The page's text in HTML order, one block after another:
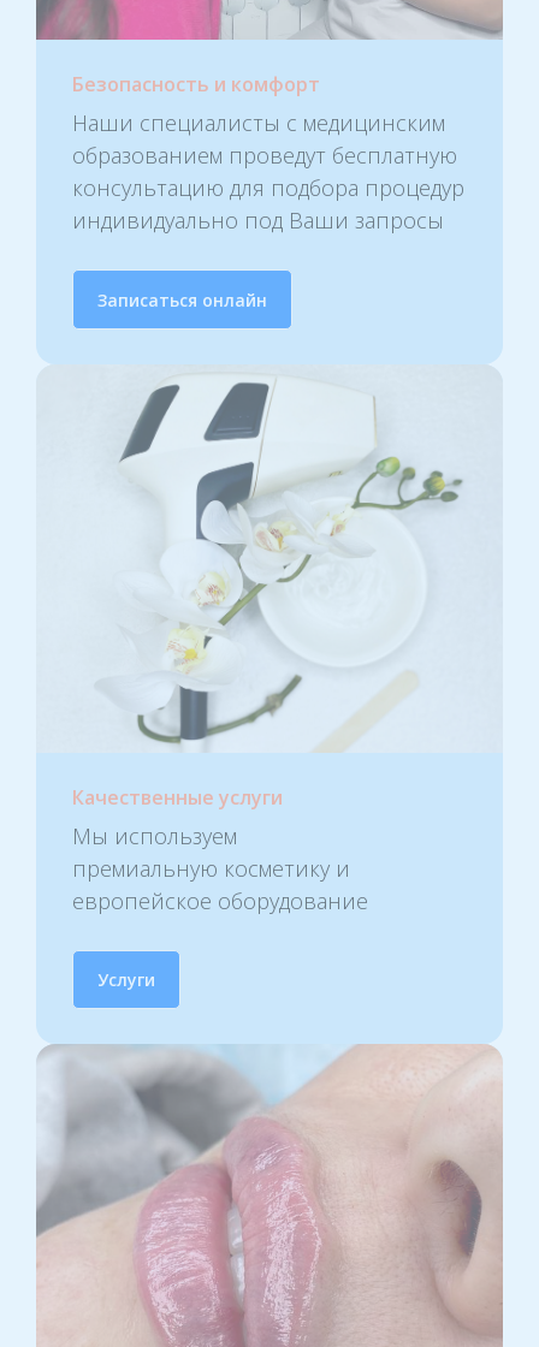
Безопасность и комфорт
Наши специалисты с медицинским
образованием проведут бесплатную
консультацию для подбора процедур
индивидуально под Ваши запросы
Записаться онлайн
Качественные услуги
Мы используем
премиальную косметику и
европейское оборудование
Услуги